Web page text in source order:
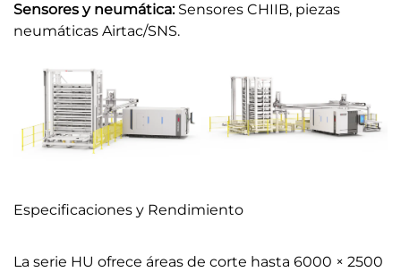
Sensores y neumática: Sensores CHIIB, piezas
neumáticas Airtac/SNS.
Especificaciones y Rendimiento
La serie HU ofrece áreas de corte hasta 6000 × 2500